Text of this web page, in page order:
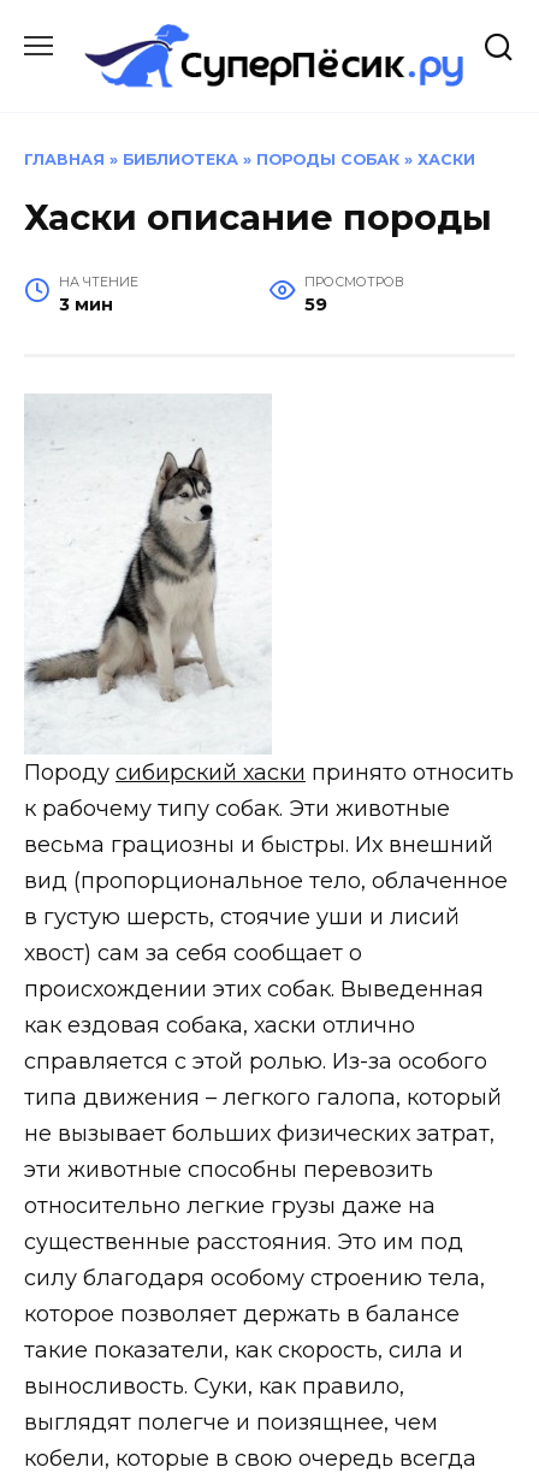
содержанию
ГЛАВНАЯ » БИБЛИОТЕКА » ПОРОДЫ СОБАК » ХАСКИ
Хаски описание породы
НА ЧТЕНИЕ
3 мин
ПРОСМОТРОВ
59
Породу сибирский хаски принято относить
к рабочему типу собак. Эти животные
весьма грациозны и быстры. Их внешний
вид (пропорциональное тело, облаченное
в густую шерсть, стоячие уши и лисий
хвост) сам за себя сообщает о
происхождении этих собак. Выведенная
как ездовая собака, хаски отлично
справляется с этой ролью. Из-за особого
типа движения – легкого галопа, который
не вызывает больших физических затрат,
эти животные способны перевозить
относительно легкие грузы даже на
существенные расстояния. Это им под
силу благодаря особому строению тела,
которое позволяет держать в балансе
такие показатели, как скорость, сила и
выносливость. Суки, как правило,
выглядят полегче и поизящнее, чем
кобели, которые в свою очередь всегда